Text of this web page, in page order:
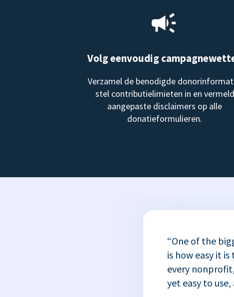
Volg eenvoudig
Verzamel de benodigde
stel contributielimieten in en vermeld
aangepaste disclaimers op alle
donatieformulieren.
“One of the
is how easy it
every
yet easy to